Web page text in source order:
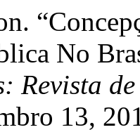
No
Revista
13,